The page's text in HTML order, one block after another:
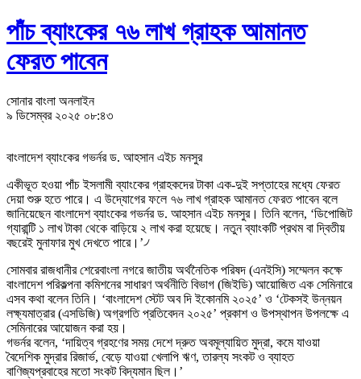
পাঁচ ব্যাংকের ৭৬ লাখ গ্রাহক আমানত
ফেরত পাবেন
সোনার বাংলা অনলাইন
৯ ডিসেম্বর ২০২৫ ০৮:৪৩
বাংলাদেশ ব্যাংকের গভর্নর ড. আহসান এইচ মনসুর
একীভূত হওয়া পাঁচ ইসলামী ব্যাংকের গ্রাহকদের টাকা এক-দুই সপ্তাহের মধ্যে ফেরত
দেয়া শুরু হতে পারে। এ উদ্যোগের ফলে ৭৬ লাখ গ্রাহক আমানত ফেরত পাবেন বলে
জানিয়েছেন বাংলাদেশ ব্যাংকের গভর্নর ড. আহসান এইচ মনসুর। তিনি বলেন, ‘ডিপোজিট
গ্যারান্টি ১ লাখ টাকা থেকে বাড়িয়ে ২ লাখ করা হয়েছে। নতুন ব্যাংকটি প্রথম বা দ্বিতীয়
বছরেই মুনাফার মুখ দেখতে পারে।’৴
সোমবার রাজধানীর শেরেবাংলা নগরে জাতীয় অর্থনৈতিক পরিষদ (এনইসি) সম্মেলন কক্ষে
বাংলাদেশ পরিকল্পনা কমিশনের সাধারণ অর্থনীতি বিভাগ (জিইডি) আয়োজিত এক সেমিনারে
এসব কথা বলেন তিনি। ‘বাংলাদেশ স্টেট অব দি ইকোনমি ২০২৫’ ও ‘টেকসই উন্নয়ন
লক্ষ্যমাত্রার (এসডিজি) অগ্রগতি প্রতিবেদন ২০২৫’ প্রকাশ ও উপস্থাপন উপলক্ষে এ
সেমিনারের আয়োজন করা হয়।
গভর্নর বলেন, ‘দায়িত্ব গ্রহণের সময় দেশে দ্রুত অবমূল্যায়িত মুদ্রা, কমে যাওয়া
বৈদেশিক মুদ্রার রিজার্ভ, বেড়ে যাওয়া খেলাপি ঋণ, তারল্য সংকট ও ব্যাহত
বাণিজ্যপ্রবাহের মতো সংকট বিদ্যমান ছিল।’